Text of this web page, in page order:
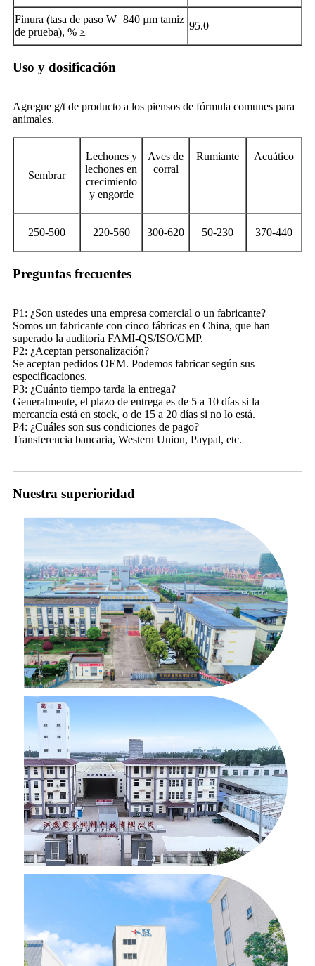
Finura (tasa de paso W=840 µm tamiz
de prueba), % ≥
95.0
Uso y dosificación
Agregue g/t de producto a los piensos de fórmula comunes para
animales.
Sembrar
Lechones y
lechones en
crecimiento
y engorde
Aves de
corral
Rumiante Acuático
250-500 220-560 300-620 50-230 370-440
Preguntas frecuentes
P1: ¿Son ustedes una empresa comercial o un fabricante?
Somos un fabricante con cinco fábricas en China, que han
superado la auditoría FAMI-QS/ISO/GMP.
P2: ¿Aceptan personalización?
Se aceptan pedidos OEM. Podemos fabricar según sus
especificaciones.
P3: ¿Cuánto tiempo tarda la entrega?
Generalmente, el plazo de entrega es de 5 a 10 días si la
mercancía está en stock, o de 15 a 20 días si no lo está.
P4: ¿Cuáles son sus condiciones de pago?
Transferencia bancaria, Western Union, Paypal, etc.
Nuestra superioridad